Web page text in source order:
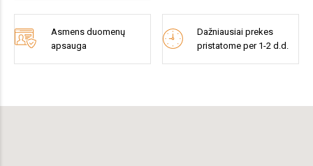
Asmens duomenų
apsauga
Dažniausiai prekes
pristatome per 1-2 d.d.